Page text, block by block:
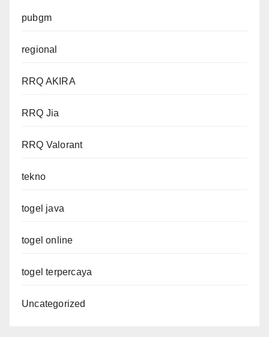
pubgm
regional
RRQ AKIRA
RRQ Jia
RRQ Valorant
tekno
togel java
togel online
togel terpercaya
Uncategorized